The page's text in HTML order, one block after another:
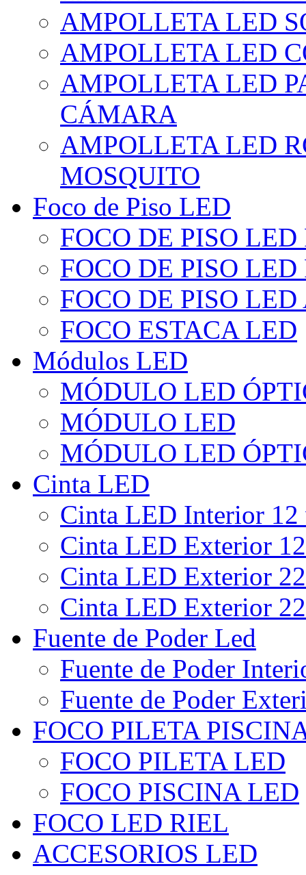
AMPOLLETA LED
AMPOLLETA LED
AMPOLLETA LED
CÁMARA
AMPOLLETA LED
MOSQUITO
Foco de Piso LED
FOCO DE PISO
FOCO DE PISO
FOCO DE PISO
FOCO ESTACA LED
Módulos LED
MÓDULO LED
MÓDULO LED
MÓDULO LED
Cinta LED
Cinta LED Interior
Cinta LED Exterior
Cinta LED Exterior
Cinta LED Exterior
Fuente de Poder Led
Fuente de Poder
Fuente de Poder
FOCO PILETA
FOCO PILETA LED
FOCO PISCINA LED
FOCO LED RIEL
ACCESORIOS LED